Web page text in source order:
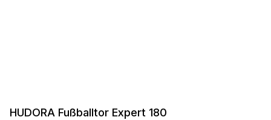
HUDORA Fußballtor Expert 180